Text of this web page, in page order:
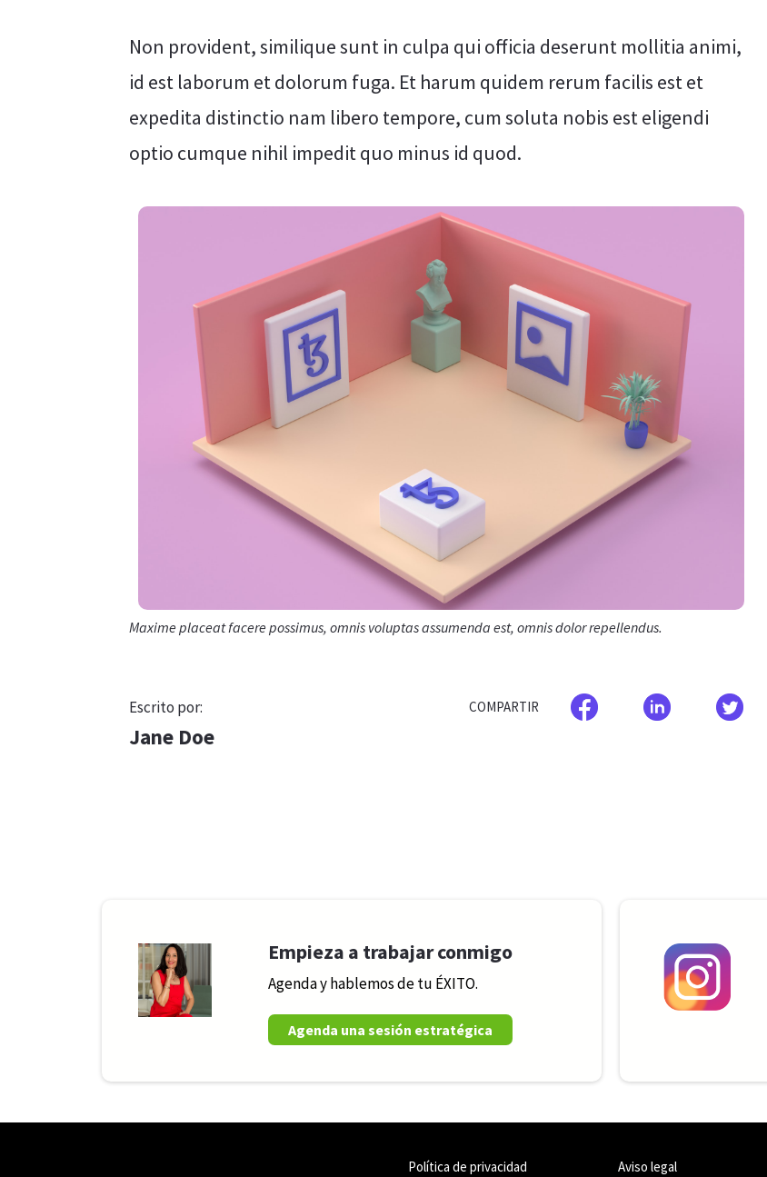
Non provident, similique sunt in culpa qui officia deserunt mollitia animi,
id est laborum et dolorum fuga. Et harum quidem rerum facilis est et
expedita distinctio nam libero tempore, cum soluta nobis est eligendi
optio cumque nihil impedit quo minus id quod.
Maxime placeat facere possimus, omnis voluptas assumenda est, omnis dolor repellendus.
Escrito por:
Jane Doe
COMPARTIR
Empieza a trabajar conmigo
Agenda y hablemos de tu ÉXITO.
Agenda una sesión estratégica
Política de privacidad Aviso legal